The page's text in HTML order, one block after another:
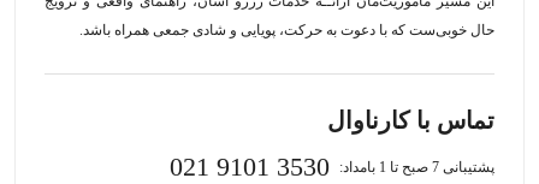
حال خوبی‌ست که با دعوت به حرکت، پویایی و شادی جمعی همراه باشد.
تماس با کارناوال
پشتیبانی 7 صبح تا 1 بامداد: 021 9101 3530